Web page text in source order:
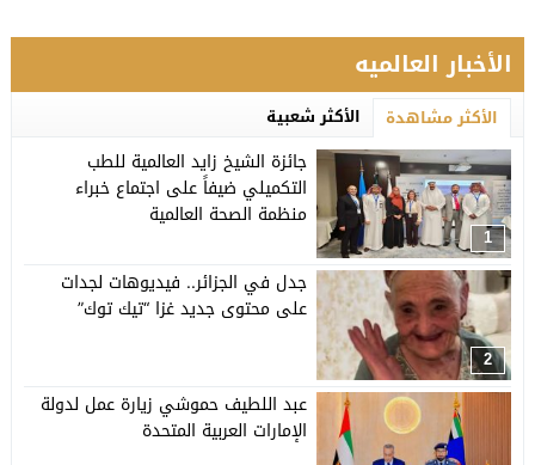
الأخبار العالميه
الأكثر مشاهدة الأكثر شعبية
1
جائزة الشيخ زايد العالمية للطب
التكميلي ضيفاً على اجتماع خبراء
منظمة الصحة العالمية
2
جدل في الجزائر.. فيديوهات لجدات
على محتوى جديد غزا “تيك توك”
عبد اللطيف حموشي زيارة عمل لدولة
الإمارات العربية المتحدة